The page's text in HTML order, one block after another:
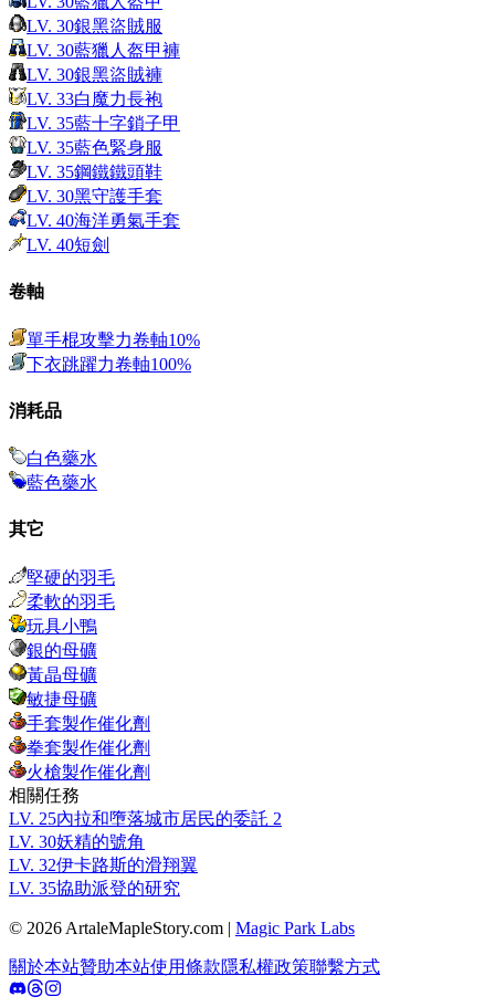
LV. 30銀黑盜賊服
LV. 30藍獵人盔甲褲
LV. 30銀黑盜賊褲
LV. 33白魔力長袍
LV. 35藍十字鎖子甲
LV. 35藍色緊身服
LV. 35鋼鐵鐵頭鞋
LV. 30黑守護手套
LV. 40海洋勇氣手套
LV. 40短劍
卷軸
單手棍攻擊力卷軸10%
下衣跳躍力卷軸100%
消耗品
白色藥水
藍色藥水
其它
堅硬的羽毛
柔軟的羽毛
玩具小鴨
銀的母礦
黃晶母礦
敏捷母礦
手套製作催化劑
拳套製作催化劑
火槍製作催化劑
相關任務
LV. 25內拉和墮落城市居民的委託 2
LV. 30妖精的號角
LV. 32伊卡路斯的滑翔翼
LV. 35協助派登的研究
© 2026 ArtaleMapleStory.com | Magic Park Labs
關於本站贊助本站使用條款隱私權政策聯繫方式